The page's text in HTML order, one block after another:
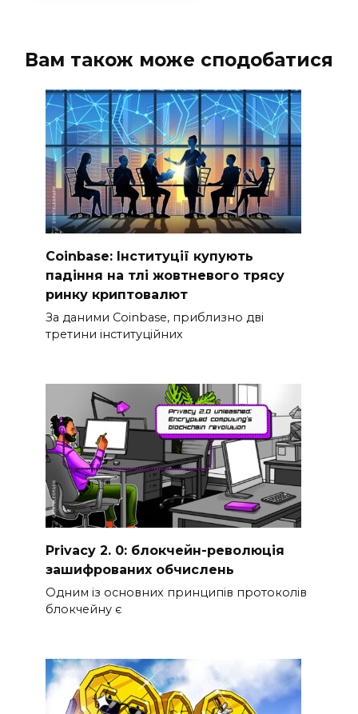
Вам також може сподобатися
Coinbase: Інституції купують
падіння на тлі жовтневого трясу
ринку криптовалют
За даними Coinbase, приблизно дві
третини інституційних
Privacy 2. 0: блокчейн-революція
зашифрованих обчислень
Одним із основних принципів протоколів
блокчейну є